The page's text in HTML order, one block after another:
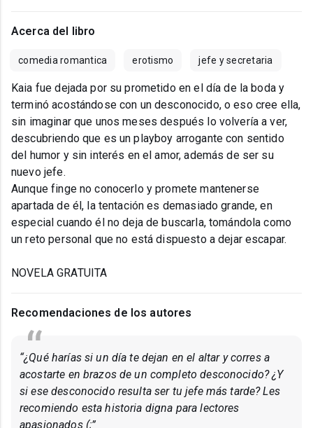
Acerca del libro
comedia romantica erotismo jefe y secretaria
Kaia fue dejada por su prometido en el día de la boda y
terminó acostándose con un desconocido, o eso cree ella,
sin imaginar que unos meses después lo volvería a ver,
descubriendo que es un playboy arrogante con sentido
del humor y sin interés en el amor, además de ser su
nuevo jefe.
Aunque finge no conocerlo y promete mantenerse
apartada de él, la tentación es demasiado grande, en
especial cuando él no deja de buscarla, tomándola como
un reto personal que no está dispuesto a dejar escapar.
NOVELA GRATUITA
Recomendaciones de los autores
“¿Qué harías si un día te dejan en el altar y corres a
acostarte en brazos de un completo desconocido? ¿Y
si ese desconocido resulta ser tu jefe más tarde? Les
recomiendo esta historia digna para lectores
apasionados (;”